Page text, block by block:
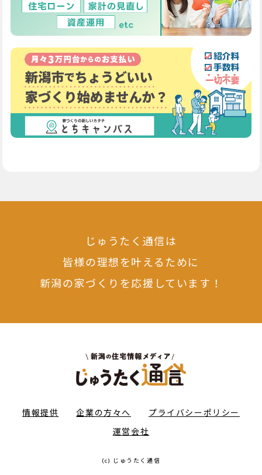
じゅうたく通信は
皆様の理想を叶えるために
新潟の家づくりを応援しています！
情報提供 企業の方々へ
プライバシーポリシー
運営会社
(c) じゅうたく通信